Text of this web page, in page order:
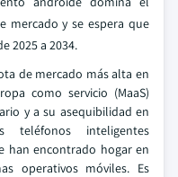
mercado y se espera que
2025 a 2034.
de mercado más alta en
como servicio (MaaS)
y a su asequibilidad en
teléfonos inteligentes
han encontrado hogar en
operativos móviles. Es